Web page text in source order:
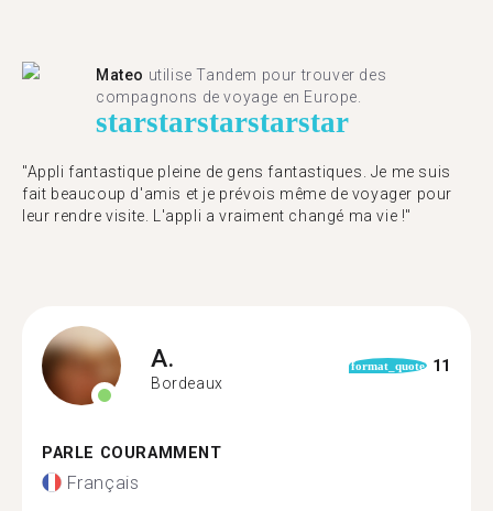
Mateo utilise Tandem pour trouver des
compagnons de voyage en Europe.
starstarstarstarstar
"Appli fantastique pleine de gens fantastiques. Je me suis
fait beaucoup d'amis et je prévois même de voyager pour
leur rendre visite. L'appli a vraiment changé ma vie !"
A.
Bordeaux
format_quote 11
PARLE COURAMMENT
Français